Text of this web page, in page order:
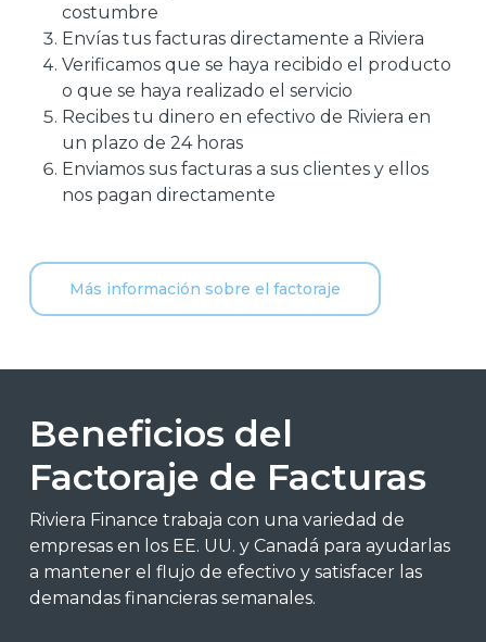
costumbre
Envías tus facturas directamente a Riviera
Verificamos que se haya recibido el producto
o que se haya realizado el servicio
Recibes tu dinero en efectivo de Riviera en
un plazo de 24 horas
Enviamos sus facturas a sus clientes y ellos
nos pagan directamente
Más información sobre el factoraje
Beneficios del
Factoraje de Facturas
Riviera Finance trabaja con una variedad de
empresas en los EE. UU. y Canadá para ayudarlas
a mantener el flujo de efectivo y satisfacer las
demandas financieras semanales.